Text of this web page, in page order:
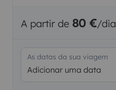
A partir de 80 €/dia
As datas da sua viagem
Adicionar uma data